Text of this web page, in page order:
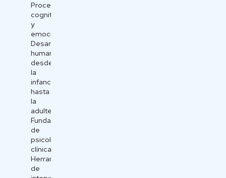
Procesos
cognitivos
y
emocionales.
Desarrollo
humano
desde
la
infancia
hasta
la
adultez.
Fundamentos
de
psicología
clínica.
Herramientas
de